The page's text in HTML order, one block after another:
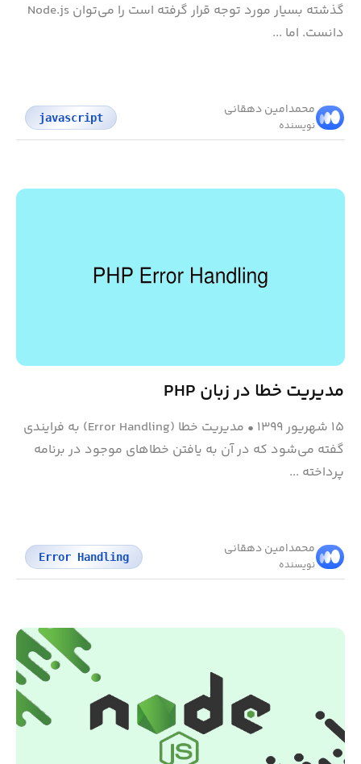
گذشته بسیار مورد توجه قرار گرفته است را می‌توان Node.js
دانست. اما ...
محمد‌امین دهقانی
نویسنده
javascript
مدیریت خطا در زبان PHP
۱۵ شهریور ۱۳۹۹ •
مدیریت خطا (Error Handling) به فرایندی
گفته می‌شود که در آن به یافتن خطاهای موجود در برنامه
پرداخته ...
محمد‌امین دهقانی
نویسنده
Error Handling